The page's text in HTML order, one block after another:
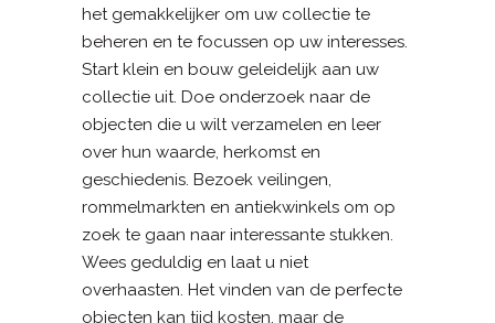
het gemakkelijker om uw collectie te
beheren en te focussen op uw interesses.
Start klein en bouw geleidelijk aan uw
collectie uit. Doe onderzoek naar de
objecten die u wilt verzamelen en leer
over hun waarde, herkomst en
geschiedenis. Bezoek veilingen,
rommelmarkten en antiekwinkels om op
zoek te gaan naar interessante stukken.
Wees geduldig en laat u niet
overhaasten. Het vinden van de perfecte
objecten kan tijd kosten, maar de